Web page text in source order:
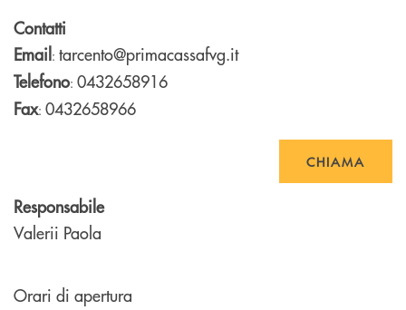
Contatti
Email: tarcento@primacassafvg.it
Telefono: 0432658916
Fax: 0432658966
CHIAMA
Responsabile
Valerii Paola
Orari di apertura